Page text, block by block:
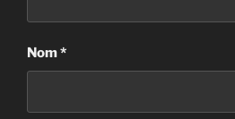
Nom*